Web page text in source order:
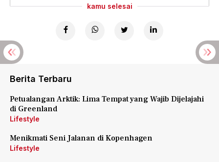
kamu selesai
Berita Terbaru
Petualangan Arktik: Lima Tempat yang Wajib Dijelajahi
di Greenland
Lifestyle
Menikmati Seni Jalanan di Kopenhagen
Lifestyle